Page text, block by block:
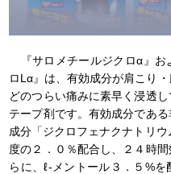
『サロメチールジクロα』お
ロLα』は、有効成分が肩こり
どのつらい痛みに素早く浸透
テープ剤です。有効成分であ
成分「ジクロフェナクナトリ
度の２．０％配合し、２４時
らに、ℓ-メントール３．５%